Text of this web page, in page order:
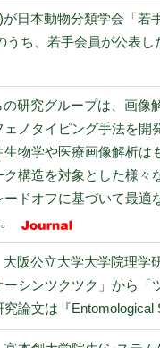
日本動物分類学会「
ち、若手会員が公表
研究グループは、画
ノタイピング手法を
物学や医療画像解析
構造を対象とした様
ドオフに基づいて最
阪公⽴⼤学⼤学院理
シンツクツク」から
論文は『Entomological